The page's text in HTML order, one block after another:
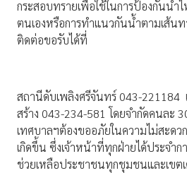
กระสอบทรายเพื่อใช้ในการป้องกันน้ำ
ตนเองหรือการทำแนวกันน้ำตามเส้น
ติดต่อขอรับได้ที่
สถานีดับเพลิงศรีจันทร์ 043-221184
สร้าง 043-234-581 โดยจำกัดคนละ
เทศบาลฯต้องขออภัยในความไม่สะด
เกิดขึ้น ซึ่งเจ้าหน้าที่ทุกฝ่ายได้ประจำ
ช่วยเหลือประชาชนทุกชุมชนและเขตเ